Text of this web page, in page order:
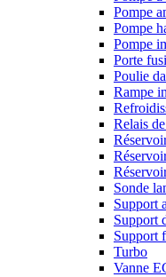
Pompe
Pompe
Pompe
Porte
Poulie
Rampe
Relais
Sonde
Support
Support
Support
Turbo
Vanne